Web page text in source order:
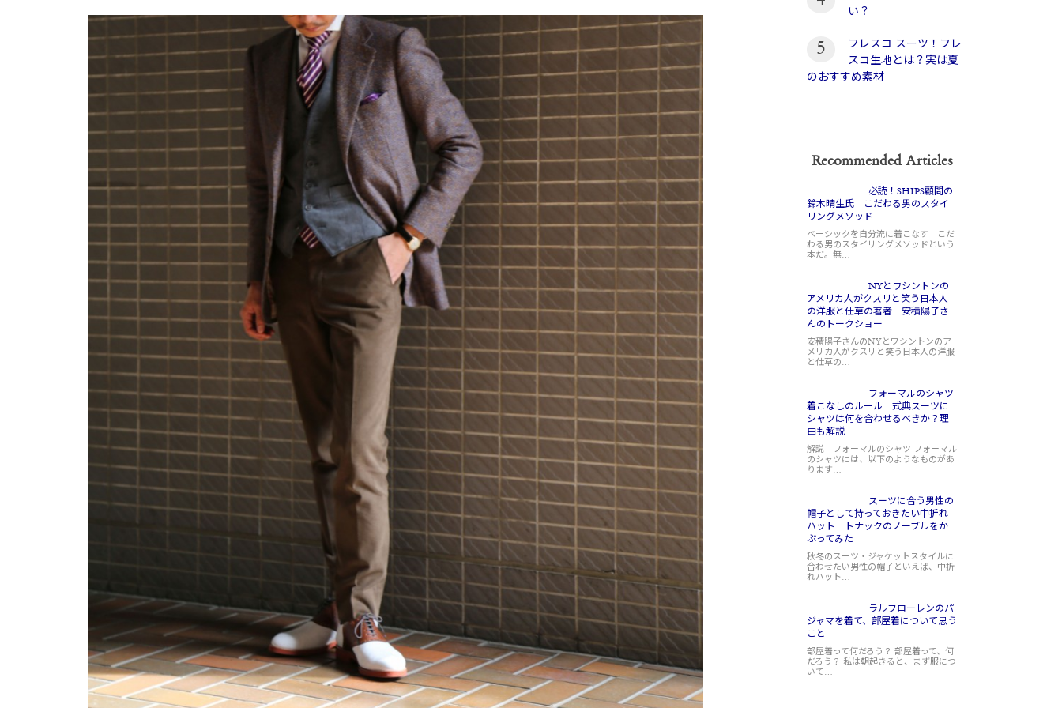
い？
5
フレスコ スーツ！フレ
スコ生地とは？実は夏
のおすすめ素材
Recommended Articles
必読！SHIPS顧問の
鈴木晴生氏 こだわる男のスタイ
リングメソッド
ベーシックを自分流に着こなす こだ
わる男のスタイリングメソッドという
本だ。無…
NYとワシントンの
アメリカ人がクスリと笑う日本人
の洋服と仕草の著者 安積陽子さ
んのトークショー
安積陽子さんのNYとワシントンのア
メリカ人がクスリと笑う日本人の洋服
と仕草の…
フォーマルのシャツ
着こなしのルール 式典スーツに
シャツは何を合わせるべきか？理
由も解説
解説 フォーマルのシャツ フォーマル
のシャツには、以下のようなものがあ
ります…
スーツに合う男性の
帽子として持っておきたい中折れ
ハット トナックのノーブルをか
ぶってみた
秋冬のスーツ・ジャケットスタイルに
合わせたい男性の帽子といえば、中折
れハット…
ラルフローレンのパ
ジャマを着て、部屋着について思う
こと
部屋着って何だろう？ 部屋着って、何
だろう？ 私は朝起きると、まず服につ
いて…